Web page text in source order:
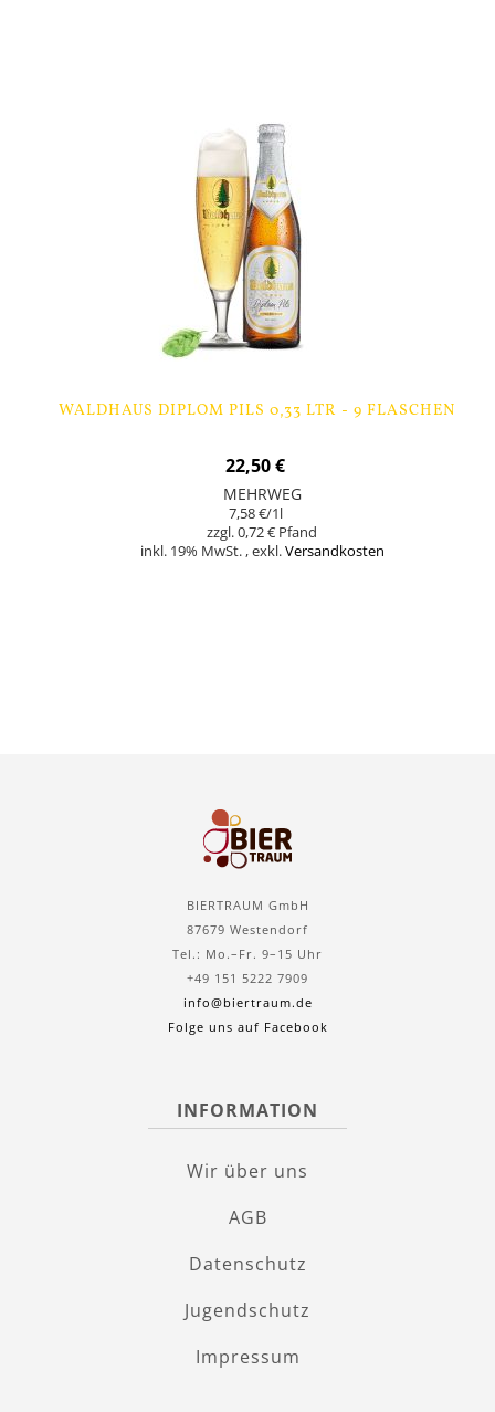
WALDHAUS DIPLOM PILS 0,33 LTR - 9 FLASCHEN
22,50 €
MEHRWEG
7,58 €/1l
0,72 €
inkl. 19% MwSt. ,exkl.Versandkosten
BIERTRAUM GmbH
87679 Westendorf
Tel.: Mo.–Fr. 9–15 Uhr
+49 151 5222 7909
info@biertraum.de
Folge uns auf Facebook
INFORMATION
Wir über uns
AGB
Datenschutz
Jugendschutz
Impressum